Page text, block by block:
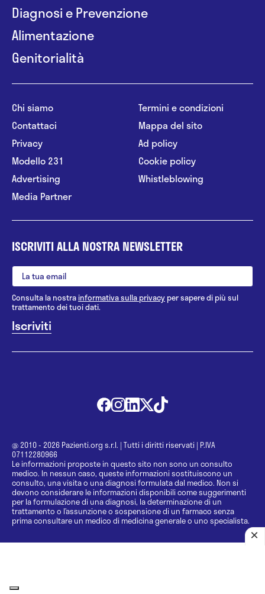
Diagnosi e Prevenzione
Alimentazione
Genitorialità
Chi siamo
Contattaci
Privacy
Modello 231
Advertising
Media Partner
Termini e condizioni
Mappa del sito
Ad policy
Cookie policy
Whistleblowing
ISCRIVITI ALLA NOSTRA NEWSLETTER
Consulta la nostrainformativa sulla privacy per sapere di più sul
trattamento dei tuoi dati.
@ 2010 - 2026 Pazienti.org s.r.l. | Tutti i diritti riservati | P.IVA
07112280966
Le informazioni proposte in questo sito non sono un consulto
medico. In nessun caso, queste informazioni sostituiscono un
consulto, una visita o una diagnosi formulata dal medico. Non si
devono considerare le informazioni disponibili come suggerimenti
per la formulazione di una diagnosi, la determinazione di un
trattamento o l’assunzione o sospensione di un farmaco senza
prima consultare un medico di medicina generale o uno specialista.